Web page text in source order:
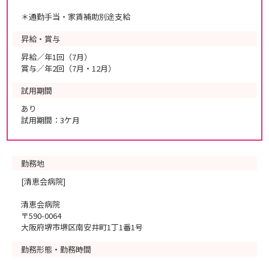
＊通勤手当・家賃補助別途支給
昇給・賞与
昇給／年1回（7月）
賞与／年2回（7月・12月）
試用期間
あり
試用期間：3ケ月
勤務地
[清恵会病院]
清恵会病院
〒590-0064
大阪府堺市堺区南安井町1丁1番1号
勤務形態・勤務時間